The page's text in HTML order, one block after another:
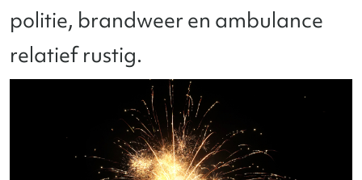
politie, brandweer en ambulance
relatief rustig.